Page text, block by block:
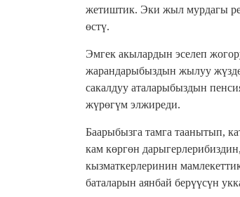
жетиштик. Эки жыл мурдагы
өстү.
Эмгек акылардын эселеп
жарандарыбыздын жылуу
сакалдуу аталарыбыздын
жүрөгүм элжиреди.
Баарыбызга тамга таанытып,
кам көргөн
кызматкерлеринин
баталарын аянбай берүүсүн